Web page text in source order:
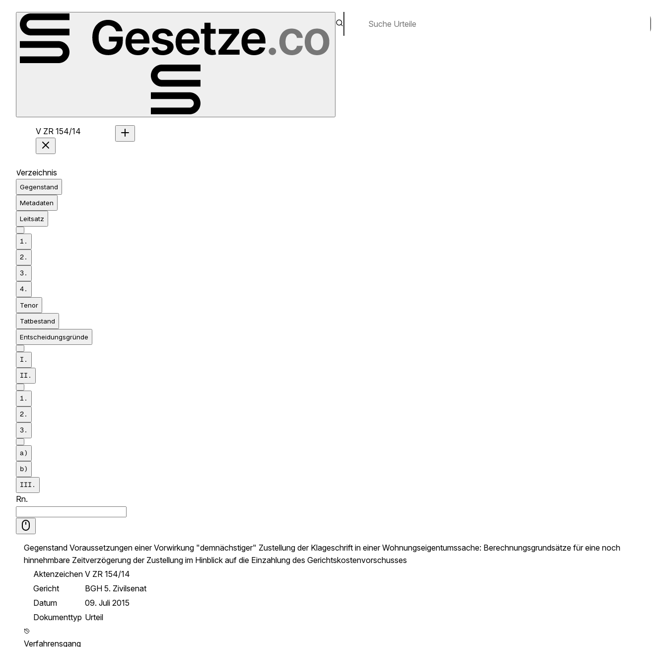
V ZR 154/14
Verzeichnis
Gegenstand
Metadaten
Leitsatz
1.
2.
3.
4.
Tenor
Tatbestand
Entscheidungsgründe
I.
II.
1.
2.
3.
a)
b)
III.
Rn.
Gegenstand Voraussetzungen einer Vorwirkung "demnächstiger" Zustellung der Klageschrift in einer Wohnungseigentumssache: Berechnungsgrundsätze für eine noch
hinnehmbare Zeitverzögerung der Zustellung im Hinblick auf die Einzahlung des Gerichtskostenvorschusses
Aktenzeichen V ZR 154/14
Gericht
BGH 5. Zivilsenat
Datum
09. Juli 2015
Dokumenttyp Urteil
Verfahrensgang